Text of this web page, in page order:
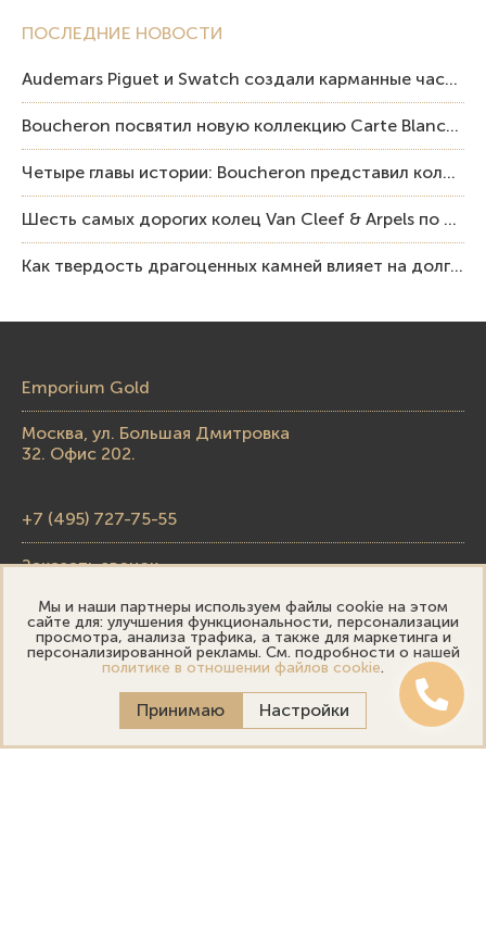
ПОСЛЕДНИЕ НОВОСТИ
Audemars Piguet и Swatch создали карманные часы в эстетике Royal Oak и Pop Art
Boucheron посвятил новую коллекцию Carte Blanche Human Being человеку и силе мастерства
Четыре главы истории: Boucheron представил коллекцию «Nom: Boucheron, Prénom: Frédéric»
Шесть самых дорогих колец Van Cleef & Arpels по итогам аукционов Sotheby’s
Как твердость драгоценных камней влияет на долговечность ювелирных изделий
Emporium Gold
Москва, ул. Большая Дмитровка
32. Офис 202.
+7 (495) 727-75-55
Заказать звонок
skupka@emporiumgold.com
sale@emporiumgold.com
Режим работы:
Пн-Пт: 10:00–20:00
Мы и наши партнеры используем файлы cookie на этом
сайте для: улучшения функциональности, персонализации
просмотра, анализа трафика, а также для маркетинга и
персонализированной рекламы. См. подробности о нашей
политике в отношении файлов cookie.
Принимаю Настройки